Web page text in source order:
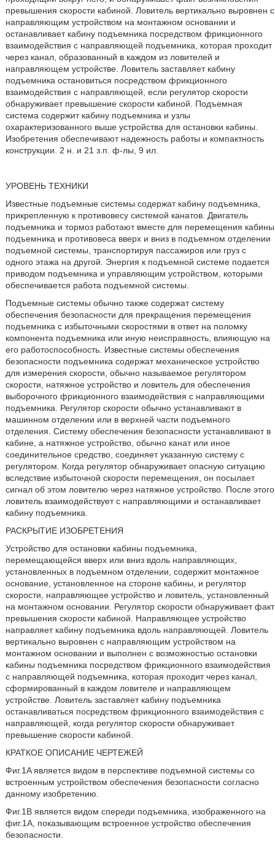
превышения скорости кабиной. Ловитель вертикально выровнен с
направляющим устройством на монтажном основании и
останавливает кабину подъемника посредством фрикционного
взаимодействия с направляющей подъемника, которая проходит
через канал, образованный в каждом из ловителей и
направляющем устройстве. Ловитель заставляет кабину
подъемника остановиться посредством фрикционного
взаимодействия с направляющей, если регулятор скорости
обнаруживает превышение скорости кабиной. Подъемная
система содержит кабину подъемника и узлы
охарактеризованного выше устройства для остановки кабины.
Изобретения обеспечивают надежность работы и компактность
конструкции. 2 н. и 21 з.п. ф-лы, 9 ил.
УРОВЕНЬ ТЕХНИКИ
Известные подъемные системы содержат кабину подъемника,
прикрепленную к противовесу системой канатов. Двигатель
подъемника и тормоз работают вместе для перемещения кабины
подъемника и противовеса вверх и вниз в подъемном отделении
подъемной системы, транспортируя пассажиров или груз с
одного этажа на другой. Энергия к подъемной системе подается
приводом подъемника и управляющим устройством, которыми
обеспечивается работа подъемной системы.
Подъемные системы обычно также содержат систему
обеспечения безопасности для прекращения перемещения
подъемника с избыточными скоростями в ответ на поломку
компонента подъемника или иную неисправность, влияющую на
его работоспособность. Известные системы обеспечения
безопасности подъемника содержат механическое устройство
для измерения скорости, обычно называемое регулятором
скорости, натяжное устройство и ловитель для обеспечения
выборочного фрикционного взаимодействия с направляющими
подъемника. Регулятор скорости обычно устанавливают в
машинном отделении или в верхней части подъемного
отделения. Систему обеспечения безопасности устанавливают в
кабине, а натяжное устройство, обычно канат или иное
соединительное средство, соединяет указанную систему с
регулятором. Когда регулятор обнаруживает опасную ситуацию
вследствие избыточной скорости перемещения, он посылает
сигнал об этом ловителю через натяжное устройство. После этого
ловитель взаимодействует с направляющими и останавливает
кабину подъемника.
РАСКРЫТИЕ ИЗОБРЕТЕНИЯ
Устройство для остановки кабины подъемника,
перемещающейся вверх или вниз вдоль направляющих,
установленных в подъемном отделении, содержит монтажное
основание, установленное на стороне кабины, и регулятор
скорости, направляющее устройство и ловитель, установленный
на монтажном основании. Регулятор скорости обнаруживает факт
превышения скорости кабиной. Направляющее устройство
направляет кабину подъемника вдоль направляющей. Ловитель
вертикально выровнен с направляющим устройством на
монтажном основании и выполнен с возможностью остановки
кабины подъемника посредством фрикционного взаимодействия
с направляющей подъемника, которая проходит через канал,
сформированный в каждом ловителе и направляющем
устройстве. Ловитель заставляет кабину подъемника
останавливаться посредством фрикционного взаимодействия с
направляющей, когда регулятор скорости обнаруживает
превышение скорости кабиной.
КРАТКОЕ ОПИСАНИЕ ЧЕРТЕЖЕЙ
Фиг.1A является видом в перспективе подъемной системы со
встроенным устройством обеспечения безопасности согласно
данному изобретению.
Фиг.1B является видом спереди подъемника, изображенного на
фиг.1А, показывающим встроенное устройство обеспечения
безопасности.